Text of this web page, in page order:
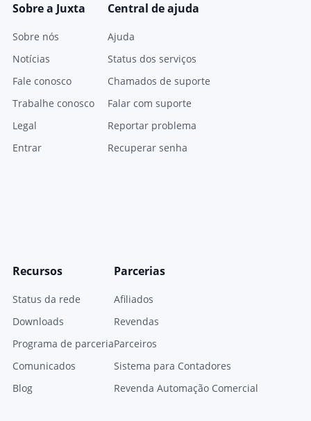
Sobre a Juxta
Sobre nós
Notícias
Fale conosco
Trabalhe conosco
Legal
Entrar
Central de ajuda
Ajuda
Status dos serviços
Chamados de suporte
Falar com suporte
Reportar problema
Recuperar senha
Recursos
Status da rede
Downloads
Programa de parceria
Comunicados
Blog
Parcerias
Afiliados
Revendas
Parceiros
Sistema para Contadores
Revenda Automação Comercial